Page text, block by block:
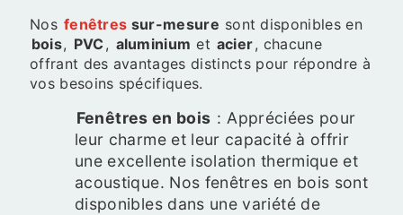
Nos fenêtres sur-mesure sont disponibles en
bois, PVC , aluminium et acier, chacune
offrant des avantages distincts pour répondre à
vos besoins spécifiques.
Fenêtres en bois : Appréciées pour
leur charme et leur capacité à offrir
une excellente isolation thermique et
acoustique. Nos fenêtres en bois sont
disponibles dans une variété de